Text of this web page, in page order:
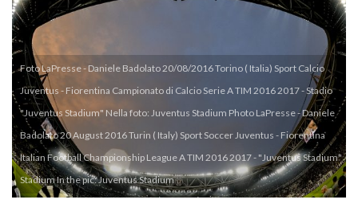
Foto LaPresse - Daniele Badolato 20/08/2016 Torino ( Italia) Sport Calcio
Juventus - Fiorentina Campionato di Calcio Serie A TIM 2016 2017 - Stadio
"Juventus Stadium" Nella foto: Juventus Stadium Photo LaPresse - Daniele
Badolato 20 August 2016 Turin ( Italy) Sport Soccer Juventus - Fiorentina
Italian Football Championship League A TIM 2016 2017 - "Juventus Stadium"
Stadium In the pic: Juventus Stadium